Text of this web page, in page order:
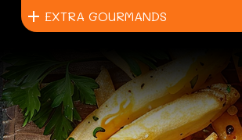
EXTRA GOURMANDS